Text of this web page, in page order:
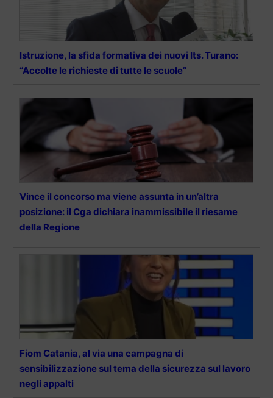
Istruzione, la sfida formativa dei nuovi Its. Turano:
“Accolte le richieste di tutte le scuole”
Vince il concorso ma viene assunta in un’altra
posizione: il Cga dichiara inammissibile il riesame
della Regione
Fiom Catania, al via una campagna di
sensibilizzazione sul tema della sicurezza sul lavoro
negli appalti